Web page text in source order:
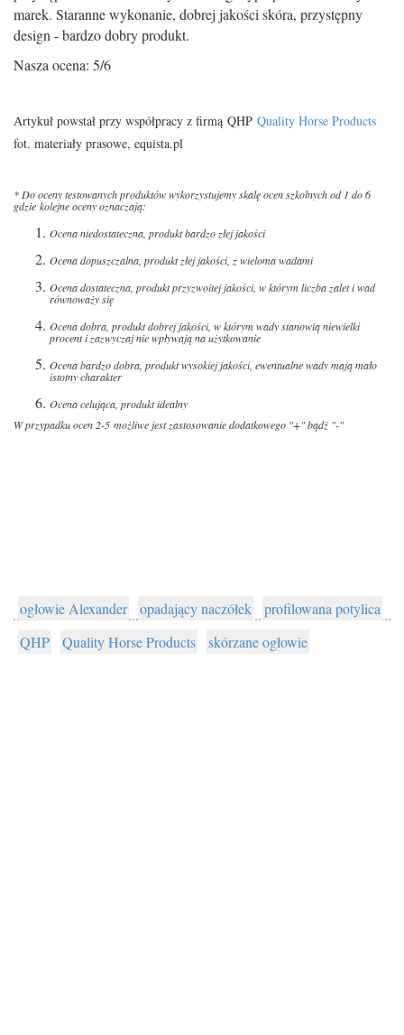
marek. Staranne wykonanie, dobrej jakości skóra, przystępny
design - bardzo dobry produkt.
Nasza ocena: 5/6
Artykuł powstał przy współpracy z firmą QHP Quality Horse Products
fot. materiały prasowe, equista.pl
* Do oceny testowanych produktów wykorzystujemy skalę ocen szkolnych od 1 do 6
gdzie kolejne oceny oznaczają:
Ocena niedostateczna, produkt bardzo złej jakości
Ocena dopuszczalna, produkt złej jakości, z wieloma wadami
Ocena dostateczna, produkt przyzwoitej jakości, w którym liczba zalet i wad
równoważy się
Ocena dobra, produkt dobrej jakości, w którym wady stanowią niewielki
procent i zazwyczaj nie wpływają na użytkowanie
Ocena bardzo dobra, produkt wysokiej jakości, ewentualne wady mają mało
istotny charakter
Ocena celująca, produkt idealny
W przypadku ocen 2-5 możliwe jest zastosowanie dodatkowego "+" bądź "-"
ogłowie Alexander opadający naczółek
profilowana potylica
QHP
Quality Horse Products skórzane ogłowie